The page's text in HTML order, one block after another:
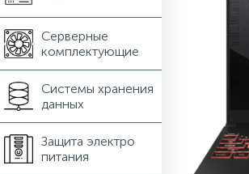
Серверные
комплектующие
Системы хранения
данных
Защита электро
питания